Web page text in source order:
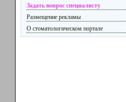
Задать вопрос специалисту
Размещение рекламы
О стоматологическом портале